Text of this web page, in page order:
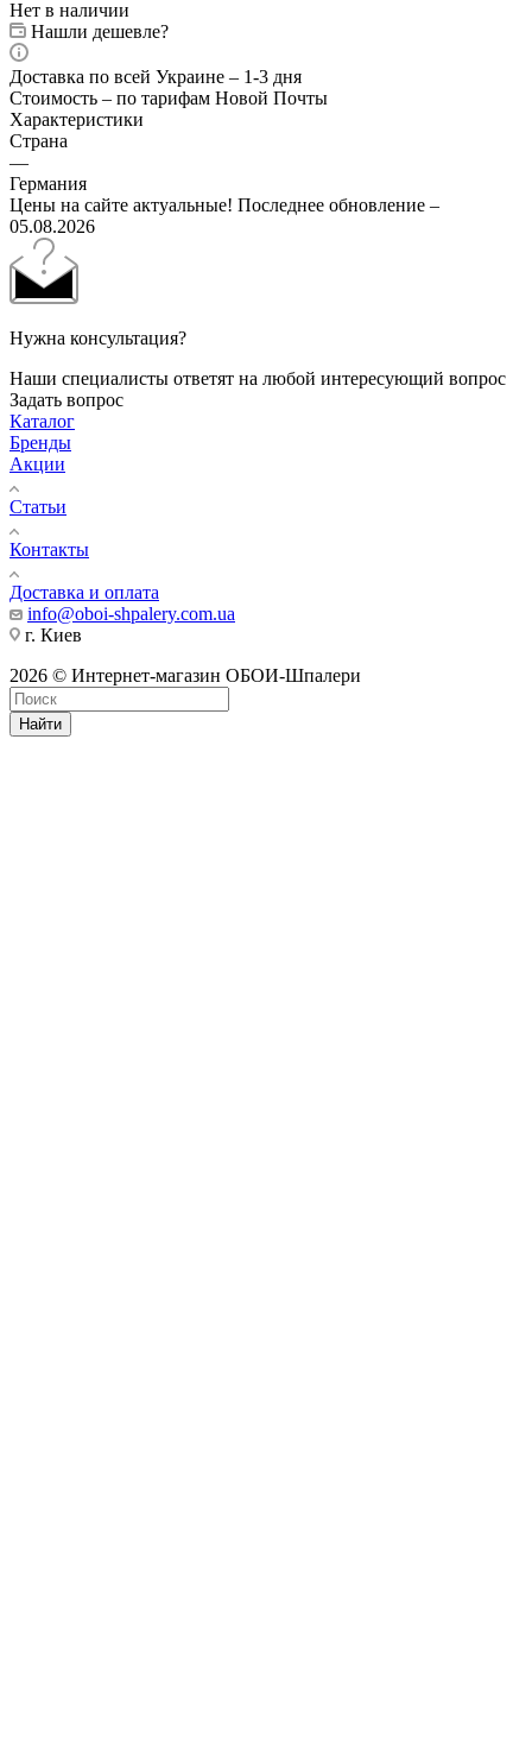
Нет в наличии
Нашли дешевле?
Доставка по всей Украине – 1-3 дня
Стоимость – по тарифам Новой Почты
Характеристики
Страна
—
Германия
Цены на сайте актуальные! Последнее обновление –
05.08.2026
Нужна консультация?
Наши специалисты ответят на любой интересующий вопрос
Задать вопрос
Каталог
Бренды
Акции
Статьи
Контакты
Доставка и оплата
info@oboi-shpalery.com.ua
г. Киев
2026 © Интернет-магазин ОБОИ-Шпалери
Найти